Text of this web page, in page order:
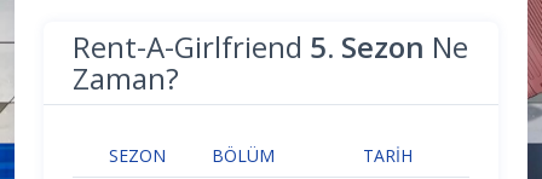
Rent-A-Girlfriend 5. Sezon Ne
Zaman?
SEZON BÖLÜM TARIH